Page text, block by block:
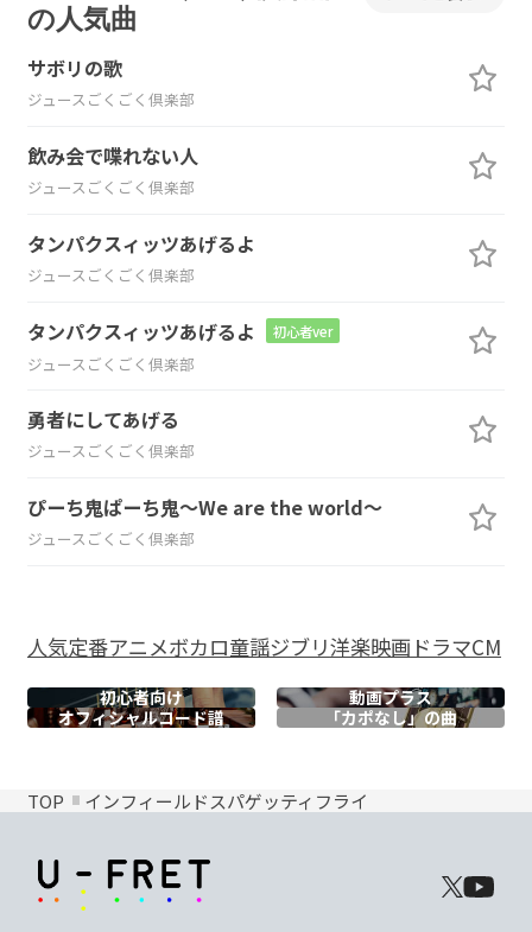
の人気曲
サボリの歌
ジュースごくごく倶楽部
飲み会で喋れない人
ジュースごくごく倶楽部
タンパクスィッツあげるよ
ジュースごくごく倶楽部
タンパクスィッツあげるよ 初心者ver
ジュースごくごく倶楽部
勇者にしてあげる
ジュースごくごく倶楽部
ぴーち鬼ぱーち鬼～We are the world～
ジュースごくごく倶楽部
人気定番アニメボカロ童謡ジブリ洋楽映画ドラマCM
初心者向け
動画プラス
オフィシャルコード譜 「カポなし」の曲
TOP インフィールドスパゲッティフライ